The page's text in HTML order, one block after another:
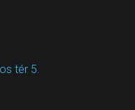
tér 5.